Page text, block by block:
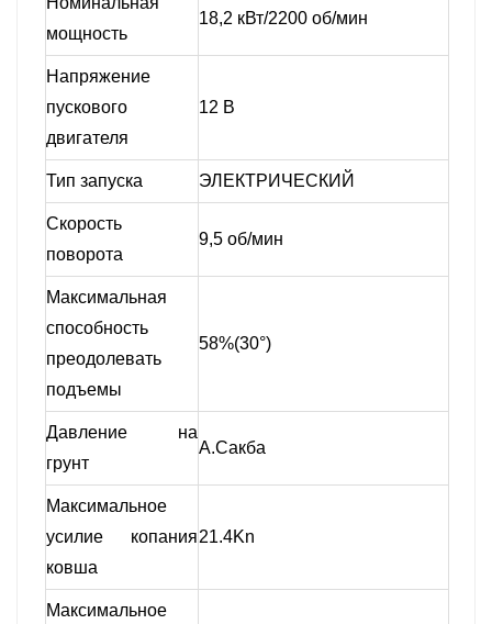
мощность
18,2 кВт/2200 об/мин
Напряжение
пускового
двигателя
12 В
Тип запуска ЭЛЕКТРИЧЕСКИЙ
Скорость
поворота
9,5 об/мин
Максимальная
способность
преодолевать
подъемы
58%(30°)
Давление на
грунт
А.Сакба
Максимальное
усилие копания
ковша
21.4Kn
Максимальное